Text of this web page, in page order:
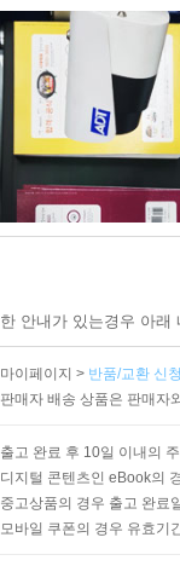
안내가 있는경우 아
마이페이지 > 반품/교환 신
판매자 배송 상품은 판매자
출고 완료 후 10일 이내의
디지털 콘텐츠인 eBook의
중고상품의 경우 출고 완료
모바일 쿠폰의 경우 유효기